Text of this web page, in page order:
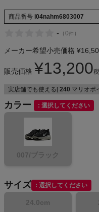
CHUMS
もっと見る
メンズカジュアルウェア
レディースカジュアルウェア
メンズスポーツウェア
レディーススポーツウェア
商品番号 i04nahm6803007
- （0件 ）
メーカー希望小売価格 ¥
販売価格 ¥13,200
実店舗でも使える[ 240 マリオポ
カラー 選択してください
007/ブラック
サイズ 選択してください
24.0cm